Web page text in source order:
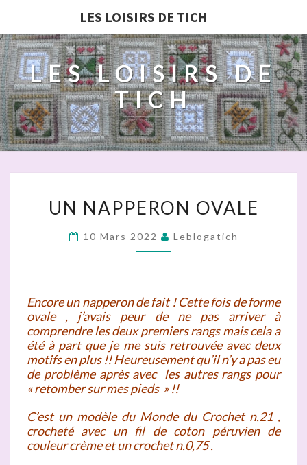
LES LOISIRS DE TICH
LES LOISIRS DE
TICH
NAPPERON
OVALE
UN NAPPERON OVALE
10 Mars 2022 Leblogatich
Encore un napperon de fait ! Cette fois de forme
ovale , j’avais peur de ne pas arriver à
comprendre les deux premiers rangs mais cela a
été à part que je me suis retrouvée avec deux
motifs en plus !! Heureusement qu’il n’y a pas eu
de problème après avec les autres rangs pour
« retomber sur mes pieds » !!
C’est un modèle du Monde du Crochet n.21 ,
crocheté avec un fil de coton péruvien de
couleur crème et un crochet n.0,75 .